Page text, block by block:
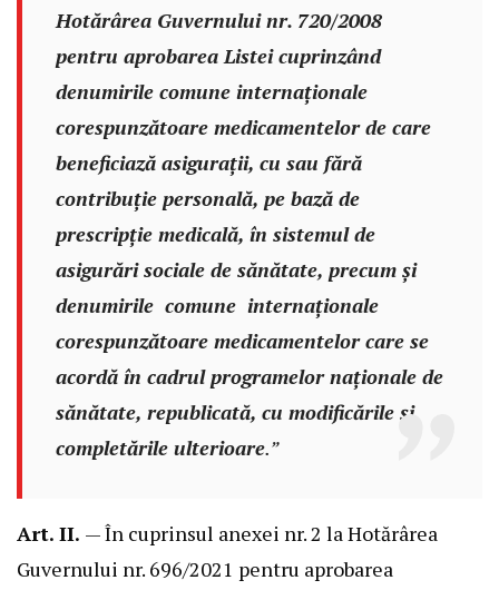
Hotărârea Guvernului nr. 720/2008
pentru aprobarea Listei cuprinzând
denumirile comune internaționale
corespunzătoare medicamentelor de care
beneficiază asigurații, cu sau fără
contribuție personală, pe bază de
prescripție medicală, în sistemul de
asigurări sociale de sănătate, precum și
denumirile comune internaționale
corespunzătoare medicamentelor care se
acordă în cadrul programelor naționale de
sănătate, republicată, cu modificările și
completările ulterioare.”
Art. II. — În cuprinsul anexei nr. 2 la Hotărârea
Guvernului nr. 696/2021 pentru aprobarea